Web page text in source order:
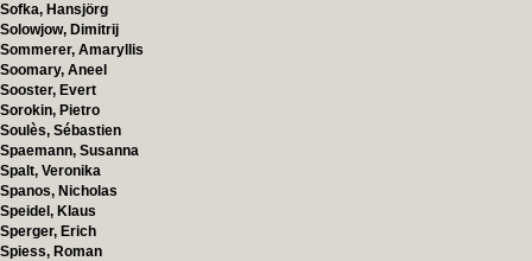
Sofka, Hansjörg
Solowjow, Dimitrij
Sommerer, Amaryllis
Soomary, Aneel
Sooster, Evert
Sorokin, Pietro
Soulès, Sébastien
Spaemann, Susanna
Spalt, Veronika
Spanos, Nicholas
Speidel, Klaus
Sperger, Erich
Spiess, Roman